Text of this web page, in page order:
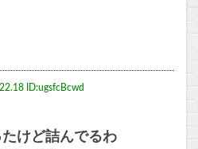
ID:ugsfcBcwd
けど詰んでるわ